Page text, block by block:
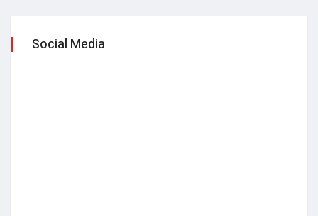
Social Media